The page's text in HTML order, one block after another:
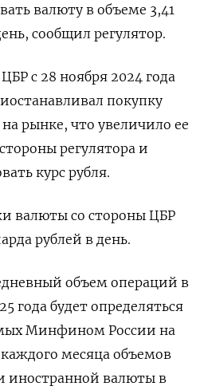
валюту в объеме 3,41
сообщил регулятор.
с 28 ноября 2024 года
покупку
рынке, что увеличило ее
регулятора и
курс рубля.
валюты со стороны ЦБР
рублей в день.
объем операций в
года будет определяться
Минфином России на
месяца объемов
иностранной валюты в